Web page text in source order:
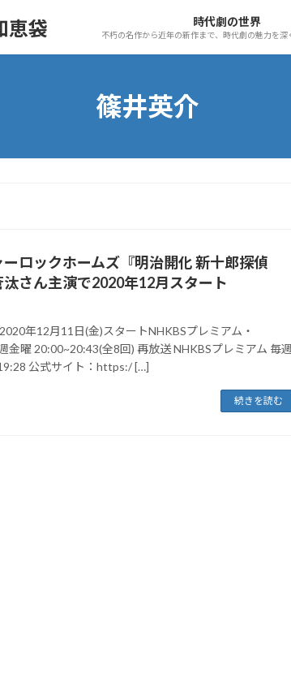
恵袋 時代劇の世界
不朽の名作から近年の新作まで、時代劇の魅力を深
篠井英介
ロックホームズ『明治開化 新十郎探偵
さん主演で2020年12月スタート
年12月11日(金)スタートNHKBSプレミアム・
金曜 20:00~20:43(全8回) 再放送 NHKBSプレミアム 毎週
公式サイト：https:/ […]
続きを読む